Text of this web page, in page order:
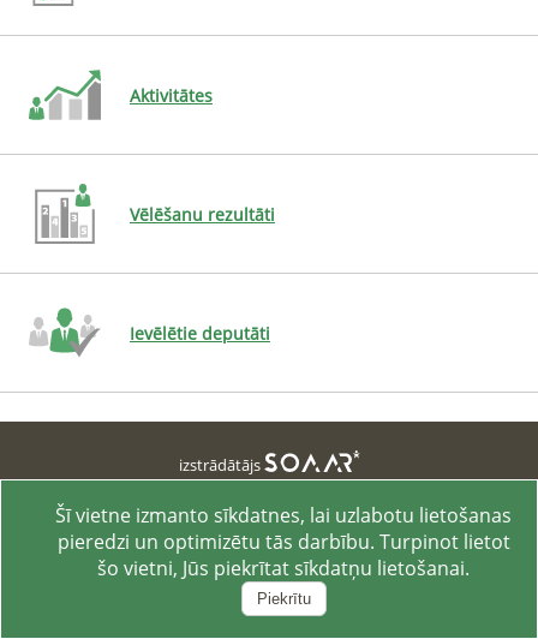
Aktivitātes
Vēlēšanu rezultāti
Ievēlētie deputāti
izstrādātājs
Pasūtītājs: Centrālā vēlēšanu komisija
Pārlūks:Chrome131
Sistēmas versija: 2.0.69.53
Šī vietne izmanto sīkdatnes, lai uzlabotu lietošanas
pieredzi un optimizētu tās darbību. Turpinot lietot
šo vietni, Jūs piekrītat sīkdatņu lietošanai.
Piekrītu